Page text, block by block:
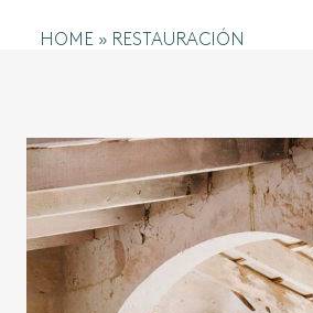
HOME » RESTAURACIÓN